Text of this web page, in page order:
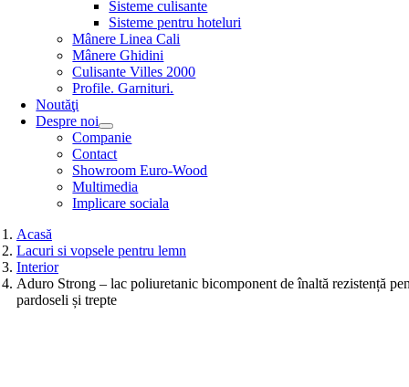
Sisteme culisante
Sisteme pentru hoteluri
Mânere Linea Cali
Mânere Ghidini
Culisante Villes 2000
Profile. Garnituri.
Noutăţi
Despre noi
Companie
Contact
Showroom Euro-Wood
Multimedia
Implicare sociala
Acasă
Lacuri si vopsele pentru lemn
Interior
Aduro Strong – lac poliuretanic bicomponent de înaltă rezistență
pardoseli și trepte